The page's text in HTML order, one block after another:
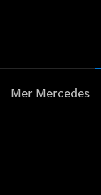
Mer Mercedes